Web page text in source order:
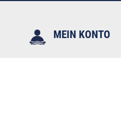
MEIN KONTO